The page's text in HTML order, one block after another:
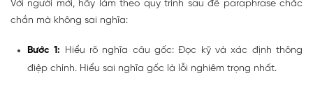
Với người mới, hãy làm theo quy trình sau để paraphrase chắc
chắn mà không sai nghĩa:
Bước 1: Hiểu rõ nghĩa câu gốc: Đọc kỹ và xác định thông
điệp chính. Hiểu sai nghĩa gốc là lỗi nghiêm trọng nhất.